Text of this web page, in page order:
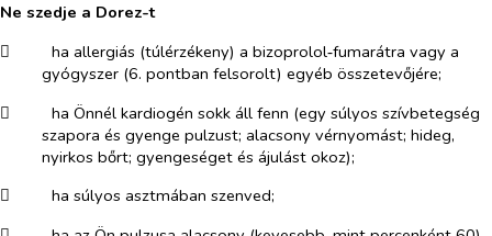
Ne szedje a Dorez-t
​
ha allergiás (túlérzékeny) a bizoprolol‑fumarátra vagy a
gyógyszer (6. pontban felsorolt) egyéb összetevőjére;
​
ha Önnél kardiogén sokk áll fenn (egy súlyos szívbetegség
szapora és gyenge pulzust; alacsony vérnyomást; hideg,
nyirkos bőrt; gyengeséget és ájulást okoz);
​
ha súlyos asztmában szenved;